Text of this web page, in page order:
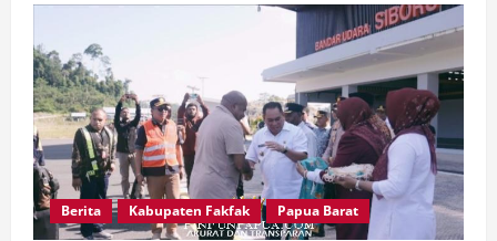
Berita Kabupaten Fakfak Papua Barat